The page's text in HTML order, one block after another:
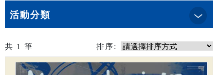
活動分類
共 1 筆 排序: